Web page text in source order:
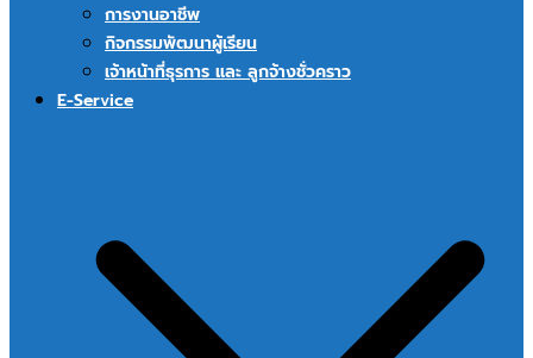
การงานอาชีพ
กิจกรรมพัฒนาผู้เรียน
เจ้าหน้าที่ธุรการ และ ลูกจ้างชั่วคราว
E-Service